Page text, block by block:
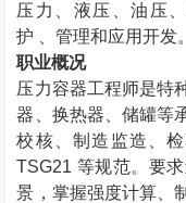
压力、液压、油压
护
、管理和应用开发。
职业概况
压力容器工程师是特
器、换热器、储罐等
校核、制造监造、
TSG21 等规范。要
景，掌握强度计算、